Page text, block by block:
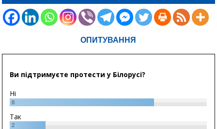
ОПИТУВАННЯ
Ви підтримуєте протести у Білорусі?
Ні
8
Так
2